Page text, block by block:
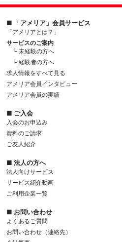
■ 「アメリア」会員サービス
「アメリアとは？」
サービスのご案内
└ 未経験の方へ
└ 経験者の方へ
求人情報をすべて見る
アメリア会員インタビュー
アメリア会員の実績
■ ご入会
入会のお申込み
資料のご請求
ご友人紹介
■ 法人の方へ
法人向けサービス
サービス紹介動画
ご利用企業一覧
■ お問い合わせ
よくあるご質問
お問い合わせ（連絡先）